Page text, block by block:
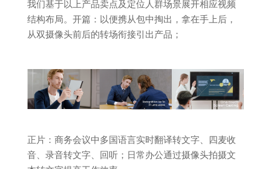
我们基于以上产品卖点及定位人群场景展开相应视频
结构布局。开篇：以便携从包中掏出，拿在手上后，
从双摄像头前后的转场衔接引出产品；
正片：商务会议中多国语言实时翻译转文字、四麦收
音、录音转文字、回听；日常办公通过摄像头拍摄文